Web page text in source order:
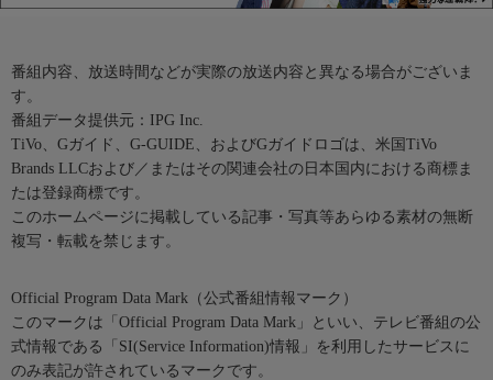
番組内容、放送時間などが実際の放送内容と異なる場合がございま
す。
番組データ提供元：IPG Inc.
TiVo、Gガイド、G-GUIDE、およびGガイドロゴは、米国TiVo
Brands LLCおよび／またはその関連会社の日本国内における商標ま
たは登録商標です。
このホームページに掲載している記事・写真等あらゆる素材の無断
複写・転載を禁じます。
Official Program Data Mark（公式番組情報マーク）
このマークは「Official Program Data Mark」といい、テレビ番組の公
式情報である「SI(Service Information)情報」を利用したサービスに
のみ表記が許されているマークです。